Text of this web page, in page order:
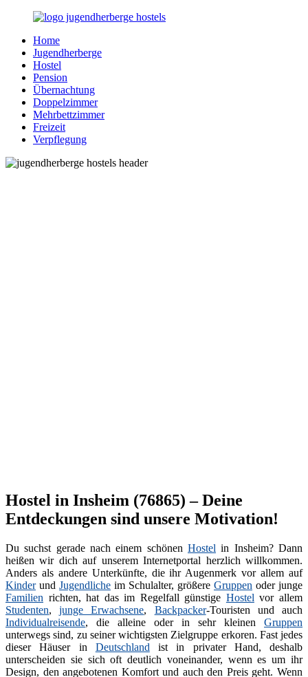
Zurück
Inhalt
Jugendherberge-
Hostels.de
Reisen
junge
jung
gebliebene
Menschen
Home
Jugendherberge
Hostel
Pension
Übernachtung
Doppelzimmer
Mehrbettzimmer
Freizeit
Verpflegung
Hostel in Insheim (76865) – Deine
Entdeckungen sind unsere Motivation!
Du suchst gerade nach einem schönen Hostel in Insheim? Dann
heißen wir dich auf unserem Internetportal herzlich willkommen.
Anders als andere Unterkünfte, die ihr Augenmerk vor allem auf
Kinderund Jugendliche im Schulalter, größere Gruppen oder junge
Familien richten, hat das im Regelfall günstige Hostel vor allem
Studenten,junge Erwachsene, Backpacker-Touristen und auch
Individualreisende, die alleine oder in sehr kleinen Gruppen
unterwegs sind, zu seiner wichtigsten Zielgruppe erkoren. Fast jedes
dieser Häuser in Deutschland ist in privater Hand, deshalb
unterscheiden sie sich oft deutlich voneinander, wenn es um ihr
Design, den angebotenen Komfort und auch den Preis geht. Wenn